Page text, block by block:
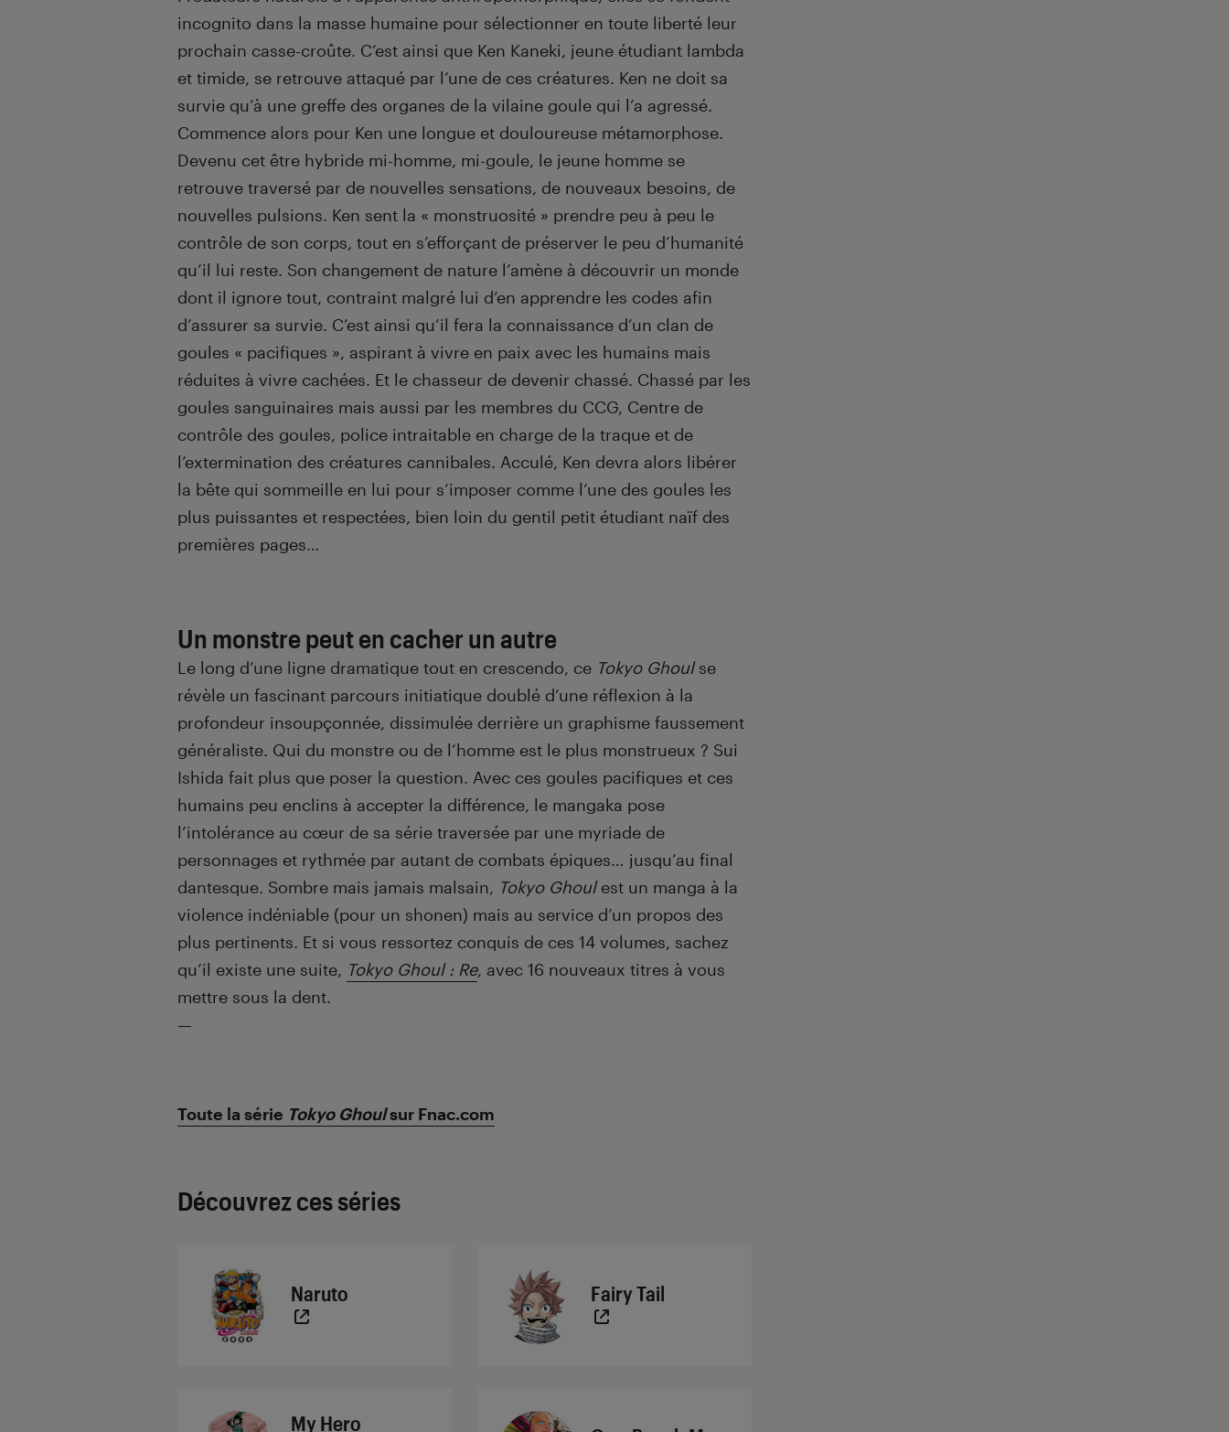
incognito dans la masse humaine pour sélectionner en toute liberté leur
prochain casse-croûte. C’est ainsi que Ken Kaneki, jeune étudiant lambda
et timide, se retrouve attaqué par l’une de ces créatures. Ken ne doit sa
survie qu’à une greffe des organes de la vilaine goule qui l’a agressé.
Commence alors pour Ken une longue et douloureuse métamorphose.
Devenu cet être hybride mi-homme, mi-goule, le jeune homme se
retrouve traversé par de nouvelles sensations, de nouveaux besoins, de
nouvelles pulsions. Ken sent la « monstruosité » prendre peu à peu le
contrôle de son corps, tout en s’efforçant de préserver le peu d’humanité
qu’il lui reste. Son changement de nature l’amène à découvrir un monde
dont il ignore tout, contraint malgré lui d’en apprendre les codes afin
d’assurer sa survie. C’est ainsi qu’il fera la connaissance d’un clan de
goules « pacifiques », aspirant à vivre en paix avec les humains mais
réduites à vivre cachées. Et le chasseur de devenir chassé. Chassé par les
goules sanguinaires mais aussi par les membres du CCG, Centre de
contrôle des goules, police intraitable en charge de la traque et de
l’extermination des créatures cannibales. Acculé, Ken devra alors libérer
la bête qui sommeille en lui pour s’imposer comme l’une des goules les
plus puissantes et respectées, bien loin du gentil petit étudiant naïf des
premières pages…
Un monstre peut en cacher un autre
Le long d’une ligne dramatique tout en crescendo, ce Tokyo Ghoulse
révèle un fascinant parcours initiatique doublé d’une réflexion à la
profondeur insoupçonnée, dissimulée derrière un graphisme faussement
généraliste. Qui du monstre ou de l’homme est le plus monstrueux ? Sui
Ishida fait plus que poser la question. Avec ces goules pacifiques et ces
humains peu enclins à accepter la différence, le mangaka pose
l’intolérance au cœur de sa série traversée par une myriade de
personnages et rythmée par autant de combats épiques… jusqu’au final
dantesque. Sombre mais jamais malsain, Tokyo Ghoulest un manga à la
violence indéniable (pour un shonen) mais au service d’un propos des
plus pertinents. Et si vous ressortez conquis de ces 14 volumes, sachez
qu’il existe une suite, Tokyo Ghoul : Re, avec 16 nouveaux titres à vous
mettre sous la dent.
—
Toute la série Tokyo Ghoulsur Fnac.com
Découvrez ces séries
Naruto Fairy Tail
My Hero